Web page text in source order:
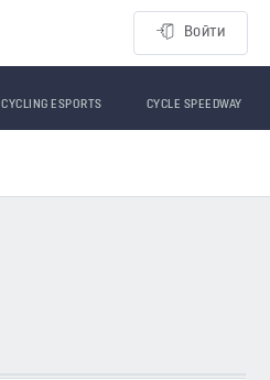
Войти
CYCLING ESPORTS CYCLE SPEEDWAY